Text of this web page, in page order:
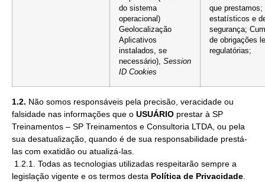
do sistema
operacional)
Geolocalização
Aplicativos
instalados, se
necessário), Session
ID Cookies
que prestamos;
estatísticos e
segurança;
de obrigações
regulatórias;
1.2. Não somos responsáveis pela precisão, veracidade ou
falsidade nas informações que o USUÁRIO prestar à SP
Treinamentos – SP Treinamentos e Consultoria LTDA, ou pela
sua desatualização, quando é de sua responsabilidade prestá-
las com exatidão ou atualizá-las.
1.2.1. Todas as tecnologias utilizadas respeitarão sempre a
legislação vigente e os termos desta Política de Privacidade